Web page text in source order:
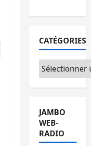
CATÉGORIES
Catégories
JAMBO
WEB-
RADIO